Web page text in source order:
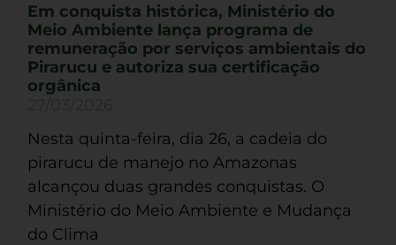
Em conquista histórica, Ministério do
Meio Ambiente lança programa de
remuneração por serviços ambientais do
Pirarucu e autoriza sua certificação
orgânica
Nesta quinta-feira, dia 26, a cadeia do
pirarucu de manejo no Amazonas
alcançou duas grandes conquistas. O
Ministério do Meio Ambiente e Mudança
do Clima